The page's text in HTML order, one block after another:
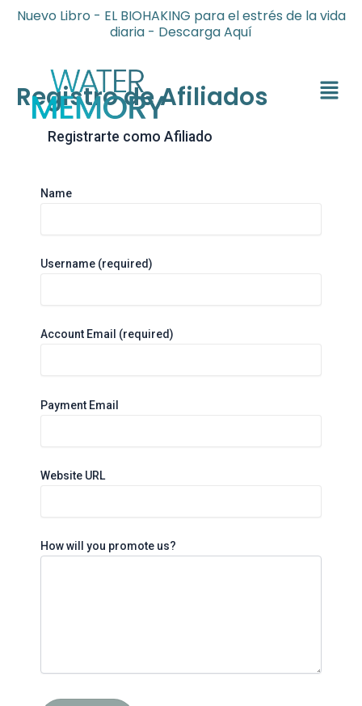
Nuevo Libro - EL BIOHAKING para el estrés de la vida
diaria - Descarga Aquí
Menú
Registro de Afiliados
Registrarte como Afiliado
Name
Username (required)
Account Email (required)
Payment Email
Website URL
How will you promote us?